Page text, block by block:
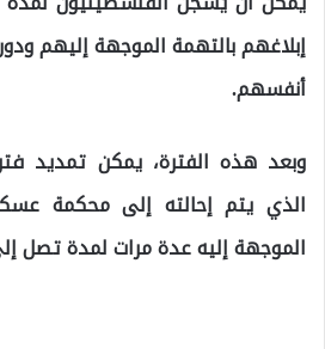
إبلاغهم بالتهمة الموجهة إليهم
أنفسهم.
وبعد هذه الفترة، يمكن تمديد
الذي يتم إحالته إلى محكمة
الموجهة إليه عدة مرات لمدة تصل إلى 5